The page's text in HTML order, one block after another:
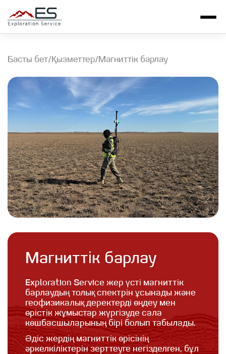
Басты бет/ Қызметтер/Магниттік барлау
Магниттік барлау
Exploration Service жер үсті магниттік
барлаудың толық спектрін ұсынады және
геофизикалық деректерді өңдеу мен
өрістік жұмыстар жүргізуде сала
көшбасшыларының бірі болып табылады.
Әдіс жердің магниттік өрісінің
әркелкіліктерін зерттеуге негізделген, бұл